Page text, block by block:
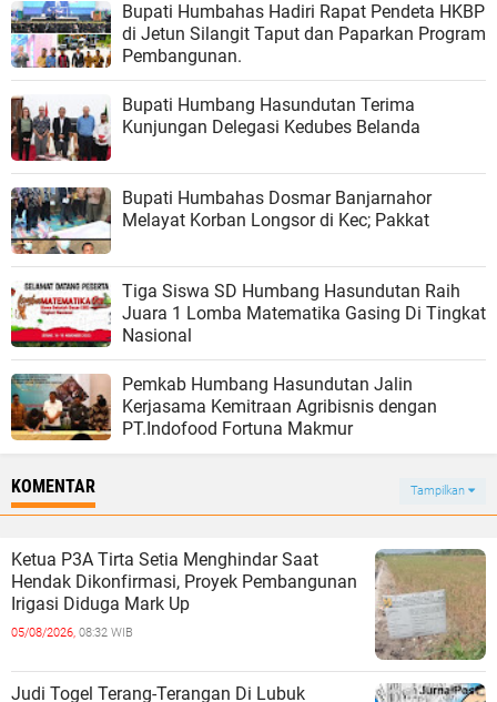
Bupati Humbahas Hadiri Rapat Pendeta HKBP
di Jetun Silangit Taput dan Paparkan Program
Pembangunan.
Bupati Humbang Hasundutan Terima
Kunjungan Delegasi Kedubes Belanda
Bupati Humbahas Dosmar Banjarnahor
Melayat Korban Longsor di Kec; Pakkat
Tiga Siswa SD Humbang Hasundutan Raih
Juara 1 Lomba Matematika Gasing Di Tingkat
Nasional
Pemkab Humbang Hasundutan Jalin
Kerjasama Kemitraan Agribisnis dengan
PT.Indofood Fortuna Makmur
KOMENTAR Tampilkan
Ketua P3A Tirta Setia Menghindar Saat
Hendak Dikonfirmasi, Proyek Pembangunan
Irigasi Diduga Mark Up
05/08/2026, 08:32 WIB
Judi Togel Terang-Terangan Di Lubuk